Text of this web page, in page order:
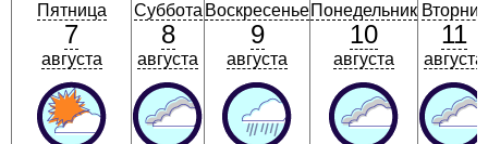
Пятница
7
августа
Суббота
8
августа
Воскресенье
9
августа
Понедельник
10
августа
Вторник
11
августа